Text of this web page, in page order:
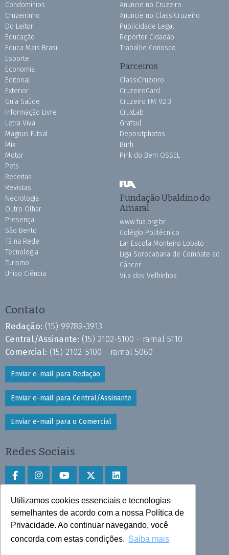
Utilizamos cookies essenciais e tecnologias
semelhantes de acordo com a nossa Política de
Privacidade. Ao continuar navegando, você
concorda com estas condições. Saiba mais
Condomínios
Cruzeirinho
Do Leitor
Educação
Educa Mais Brasil
Esporte
Economia
Editorial
Exterior
Guia Saúde
Informação Livre
Letra Viva
Magnus Futsal
Mix
Motor
Pets
Receitas
Revistas
Necrologia
Outro Olhar
Presença
São Bento
Tá na Rede
Tecnologia
Turismo
Uniso Ciência
Anuncie no Cruzeiro
Anuncie no ClassiCruzeiro
Publicidade Legal
Repórter Cidadão
Trabalhe Conosco
Parceiros
ClassiCruzeiro
CruzeiroCard
Cruzeiro FM 92.3
CruxLab
Grafsul
Depositphotos
Burh
Pink do Bem OSSEL
Fundação Ubaldino do
Amaral
www.fua.org.br
Colégio Politécnico
Lar Escola Monteiro Lobato
Liga Sorocabana de Combate ao
Câncer
Vila dos Velhinhos
Contato
Redação: (15) 99789-3913
Central/Assinante: (15) 2102-5100 - ramal 5110
Comercial: (15) 2102-5100 - ramal 5060
Enviar e-mail para Redação
Enviar e-mail para Central/Assinante
Enviar e-mail para o Comercial
Redes Sociais
Faça download do aplicativo
Play Store e App Store